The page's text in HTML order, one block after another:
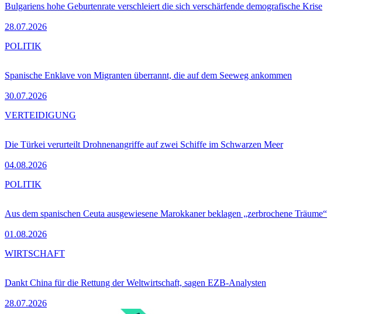
Bulgariens hohe Geburtenrate verschleiert die sich verschärfende demografische Krise
28.07.2026
Spanische Enklave von Migranten überrannt, die auf dem Seeweg ankommen
30.07.2026
POLITIK
Die Türkei verurteilt Drohnenangriffe auf zwei Schiffe im Schwarzen Meer
04.08.2026
VERTEIDIGUNG
Aus dem spanischen Ceuta ausgewiesene Marokkaner beklagen „zerbrochene Träume“
01.08.2026
POLITIK
Dankt China für die Rettung der Weltwirtschaft, sagen EZB-Analysten
28.07.2026
WIRTSCHAFT